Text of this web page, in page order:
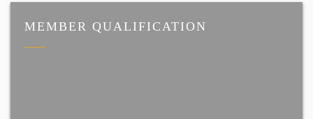
MEMBER QUALIFICATION